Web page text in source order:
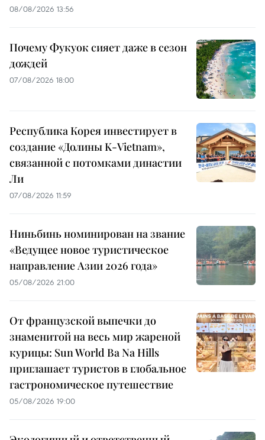
08/08/2026 13:56
Почему Фукуок сияет даже в сезон
дождей
07/08/2026 18:00
Республика Корея инвестирует в
создание «Долины K-Vietnam»,
связанной с потомками династии
Ли
07/08/2026 11:59
Ниньбинь номинирован на звание
«Ведущее новое туристическое
направление Азии 2026 года»
05/08/2026 21:00
От французской выпечки до
знаменитой на весь мир жареной
курицы: Sun World Ba Na Hills
приглашает туристов в глобальное
гастрономическое путешествие
05/08/2026 19:00